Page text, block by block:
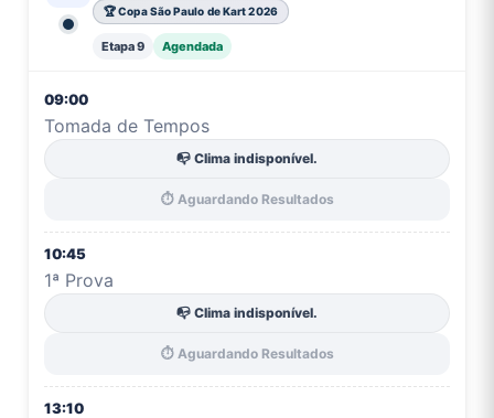
🏆 Copa São Paulo de Kart 2026
Etapa 9 Agendada
09:00
Tomada de Tempos
📭 Clima indisponível.
⏱️ Aguardando Resultados
10:45
1ª Prova
📭 Clima indisponível.
⏱️ Aguardando Resultados
13:10